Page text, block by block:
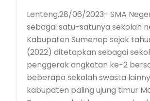
Lenteng,28/06/2023- SMA
sebagai satu-satunya sekolah
Kabupaten Sumenep sejak
(2022) ditetapkan sebagai
penggerak angkatan ke-2
beberapa sekolah swasta
kabupaten paling ujung timur